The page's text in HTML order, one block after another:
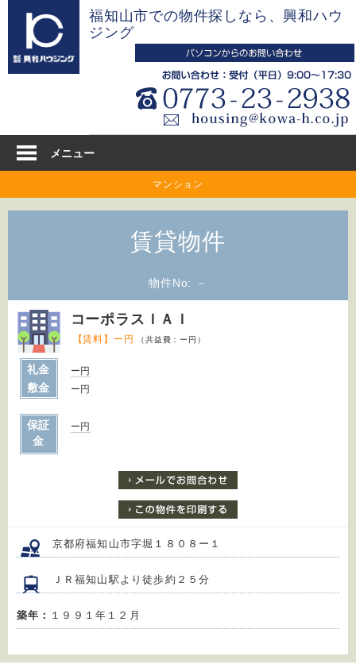
ッ
福知山市での物件探しなら、興和ハウ
ジング
メニュー
マンション
賃貸物件
物件No: －
コーポラスＩＡＩ
【賃料】ー円 （共益費：ー円）
礼金 ー円
敷金 ー円
保証
金
ー円
京都府福知山市字堀１８０８ー１
ＪＲ福知山駅より徒歩約２５分
築年： １９９１年１２月